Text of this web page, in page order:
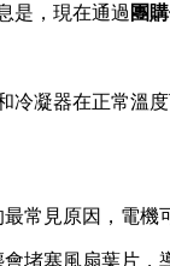
是，現在通過 團
冷凝器在正常溫
常見原因，電機
堵塞風扇葉片，